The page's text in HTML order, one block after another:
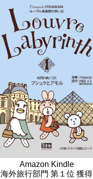
Amazon Kindle
海外旅行部門 第１位 獲得